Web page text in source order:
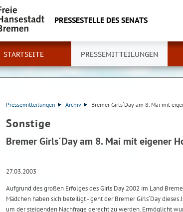
PRESSESTELLE DES SENATS
STARTSEITE PRESSEMITTEILUNGEN
Pressemitteilungen Archiv Bremer Girls´Day am 8. Mai mit
Sonstige
Bremer Girls´Day am 8. Mai mit eigener
27.03.2003
Aufgrund des großen Erfolges des Girls´Day 2002 im Land
Mädchen haben sich beteiligt - geht der Bremer Girls´Day
um der steigenden Nachfrage gerecht zu werden. Ermöglicht